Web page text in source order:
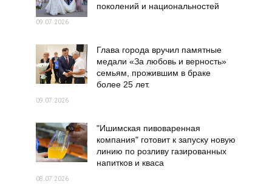
поколений и национальностей
09.07.2026
Глава города вручил памятные
медали «За любовь и верность»
семьям, прожившим в браке
более 25 лет.
09.07.2026
"Ишимская пивоваренная
компания" готовит к запуску новую
линию по розливу газированных
напитков и кваса
08.07.2026